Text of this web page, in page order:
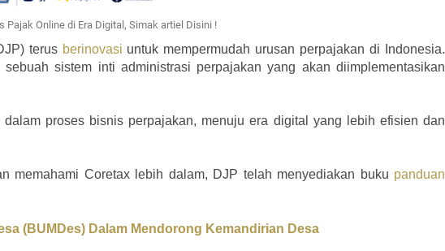
Pajak Online di Era Digital, Simak artiel Disini !
terus berinovasi untuk mempermudah urusan perpajakan di Indonesia.
sistem inti administrasi perpajakan yang akan diimplementasikan
proses bisnis perpajakan, menuju era digital yang lebih efisien dan
memahami Coretax lebih dalam, DJP telah menyediakan buku panduan
(BUMDes) Dalam Mendorong Kemandirian Desa